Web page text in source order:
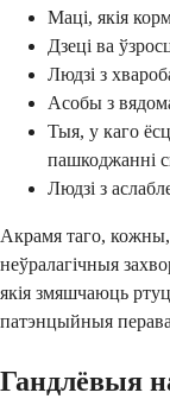
Маці, якія
Дзеці ва
Людзі з
Асобы з
Тыя, у каго
пашкоджанні
Людзі з
Акрамя таго,
неўралагічныя
якія змяшчаюць
патэнцыйныя
Гандлёвыя